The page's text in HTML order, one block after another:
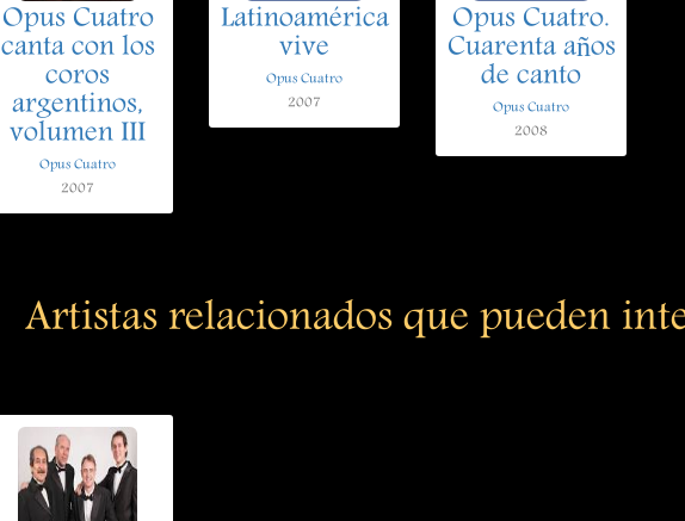
Opus Cuatro
canta con los
coros
argentinos,
volumen III
Opus Cuatro
2007
Latinoamérica
vive
Opus Cuatro
2007
Opus Cuatro.
Cuarenta años
de canto
Opus Cuatro
2008
Artistas relacionados que pueden